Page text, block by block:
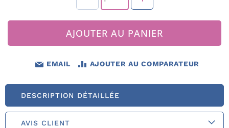
AJOUTER AU PANIER
EMAIL AJOUTER AU COMPARATEUR
DESCRIPTION DÉTAILLÉE
AVIS CLIENT